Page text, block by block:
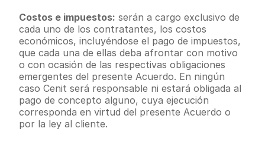
Costos e impuestos: serán a cargo exclusivo de
cada uno de los contratantes, los costos
económicos, incluyéndose el pago de impuestos,
que cada una de ellas deba afrontar con motivo
o con ocasión de las respectivas obligaciones
emergentes del presente Acuerdo. En ningún
caso Cenit será responsable ni estará obligada al
pago de concepto alguno, cuya ejecución
corresponda en virtud del presente Acuerdo o
por la ley al cliente.